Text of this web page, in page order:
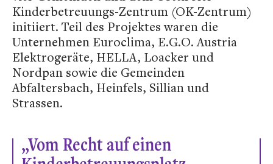
Kinderbetreuungs-Zentrum (OK-Zentrum)
initiiert. Teil des Projektes waren die
Unternehmen Euroclima, E.G.O. Austria
Elektrogeräte, HELLA, Loacker und
Nordpan sowie die Gemeinden
Abfaltersbach, Heinfels, Sillian und
Strassen.
„Vom Recht auf einen